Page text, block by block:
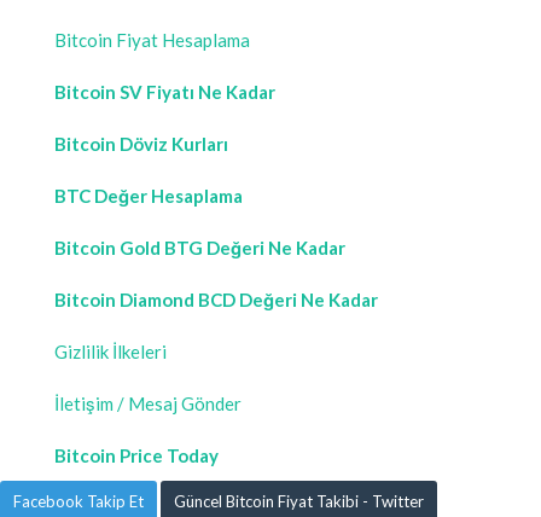
Bitcoin Fiyat Hesaplama
Bitcoin SV Fiyatı Ne Kadar
Bitcoin Döviz Kurları
BTC Değer Hesaplama
Bitcoin Gold BTG Değeri Ne Kadar
Bitcoin Diamond BCD Değeri Ne Kadar
Gizlilik İlkeleri
İletişim / Mesaj Gönder
Bitcoin Price Today
Facebook Takip Et Güncel Bitcoin Fiyat Takibi - Twitter